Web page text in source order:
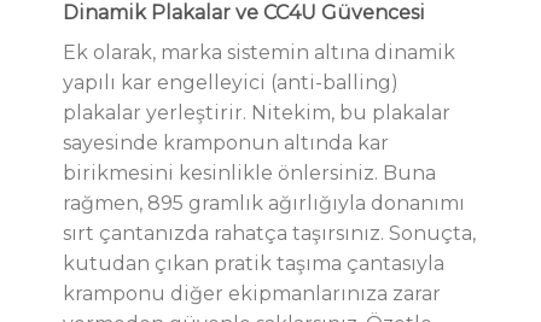
Dinamik Plakalar ve CC4U Güvencesi
Ek olarak, marka sistemin altına dinamik
yapılı kar engelleyici (anti-balling)
plakalar yerleştirir. Nitekim, bu plakalar
sayesinde kramponun altında kar
birikmesini kesinlikle önlersiniz. Buna
rağmen, 895 gramlık ağırlığıyla donanımı
sırt çantanızda rahatça taşırsınız. Sonuçta,
kutudan çıkan pratik taşıma çantasıyla
kramponu diğer ekipmanlarınıza zarar